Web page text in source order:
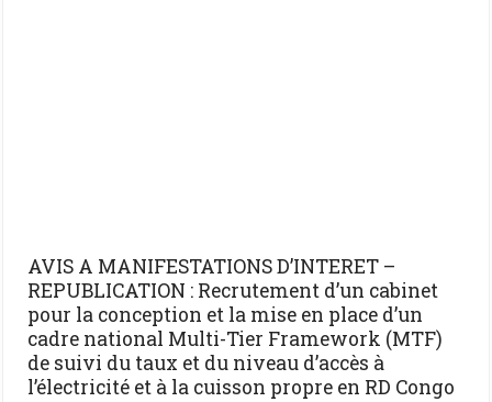
AVIS A MANIFESTATIONS D’INTERET –
REPUBLICATION : Recrutement d’un cabinet
pour la conception et la mise en place d’un
cadre national Multi-Tier Framework (MTF)
de suivi du taux et du niveau d’accès à
l’électricité et à la cuisson propre en RD Congo